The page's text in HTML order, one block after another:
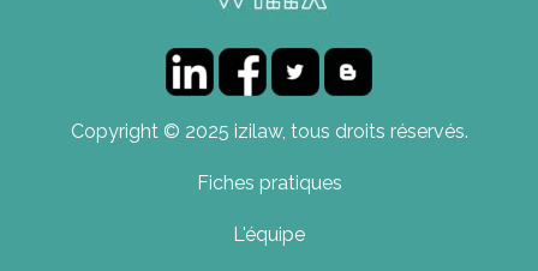
Copyright © 2025 izilaw, tous droits réservés.
Fiches pratiques
L'équipe